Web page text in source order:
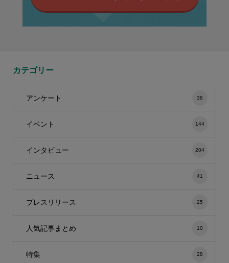
カテゴリー
アンケート 38
イベント 144
インタビュー 204
ニュース 41
プレスリリース 25
人気記事まとめ 10
特集 28